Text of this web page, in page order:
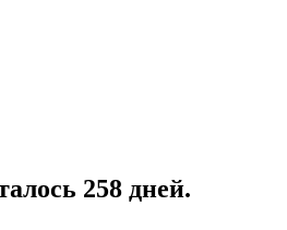
258 дней.